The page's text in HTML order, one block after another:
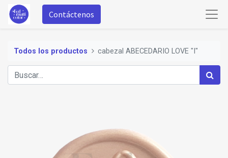
Contáctenos
Todos los productos cabezal ABECEDARIO LOVE "I"